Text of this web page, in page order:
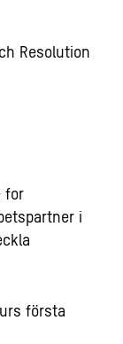
Resolution
for
i
första